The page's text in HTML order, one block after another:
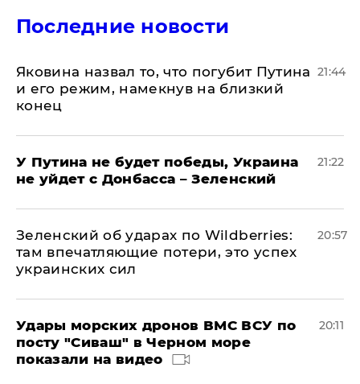
Последние новости
Яковина назвал то, что погубит Путина
и его режим, намекнув на близкий
конец
21:44
У Путина не будет победы, Украина
не уйдет с Донбасса – Зеленский
21:22
Зеленский об ударах по Wildberries:
там впечатляющие потери, это успех
украинских сил
20:57
Удары морских дронов ВМС ВСУ по
посту "Сиваш" в Черном море
показали на видео
20:11